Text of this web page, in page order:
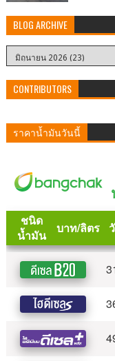
BLOG ARCHIVE
CONTRIBUTORS
ราคาน้ำมันวันนี้